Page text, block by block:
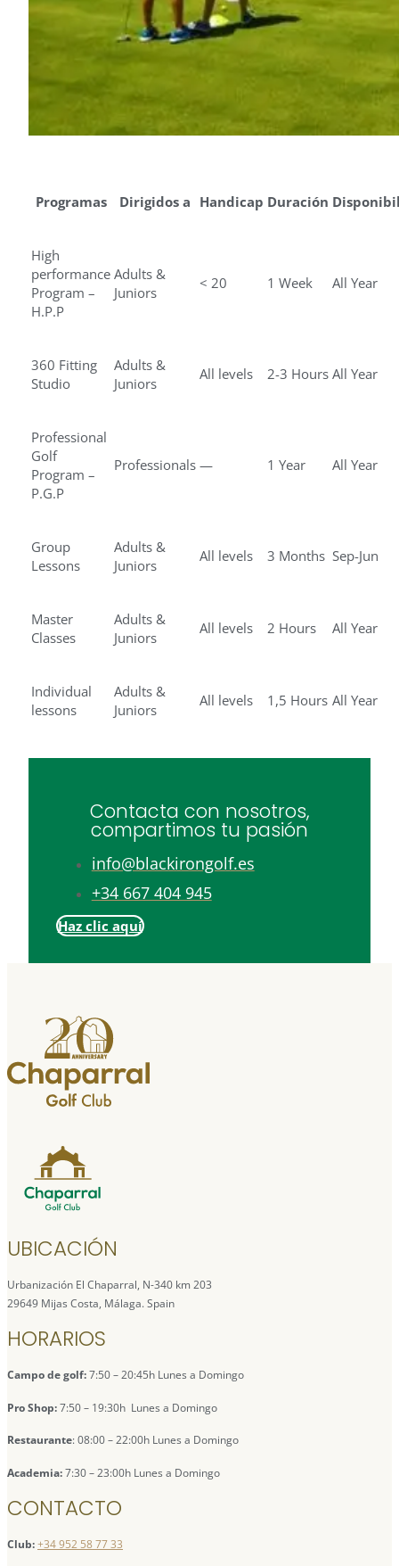
Programas Dirigidos a Handicap Duración
High
performance
Program –
H.P.P
Adults &
Juniors
< 20 1 Week All Year
360 Fitting
Studio
Adults &
Juniors
All levels 2-3 Hours All Year
Professional
Golf
Program –
P.G.P
Professionals — 1 Year All Year
Group
Lessons
Adults &
Juniors
All levels 3 Months Sep-Jun
Master
Classes
Adults &
Juniors
All levels 2 Hours All Year
Individual
lessons
Adults &
Juniors
All levels 1,5 Hours All Year
Contacta con nosotros,
compartimos tu pasión
info@blackirongolf.es
+34 667 404 945
Haz clic aquí
UBICACIÓN
Urbanización El Chaparral, N-340 km 203
29649 Mijas Costa, Málaga. Spain
HORARIOS
Campo de golf:7:50 – 20:45h Lunes a Domingo
Pro Shop:7:50 – 19:30h Lunes a Domingo
Restaurante: 08:00 – 22:00h Lunes a Domingo
Academia:7:30 – 23:00h Lunes a Domingo
CONTACTO
Club:+34 952 58 77 33